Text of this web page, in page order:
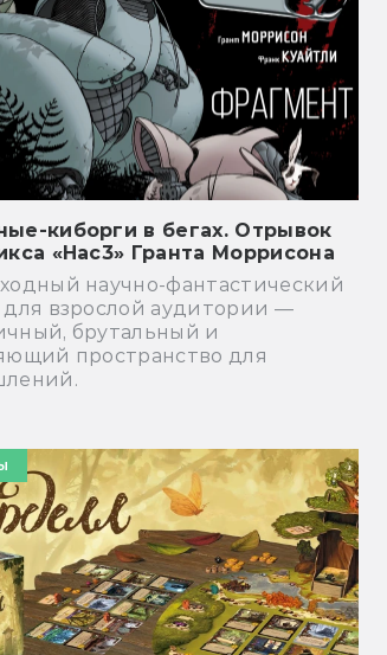
киборги в бегах. Отрывок
«Нас3» Гранта Моррисона
научно-фантастический
для взрослой аудитории —
брутальный и
пространство для